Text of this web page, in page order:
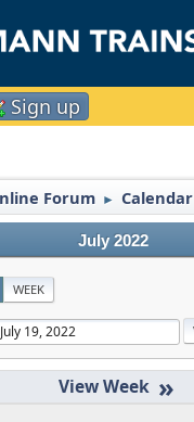
Sign up
Forum ► Calendar
July 2022
WEEK
»